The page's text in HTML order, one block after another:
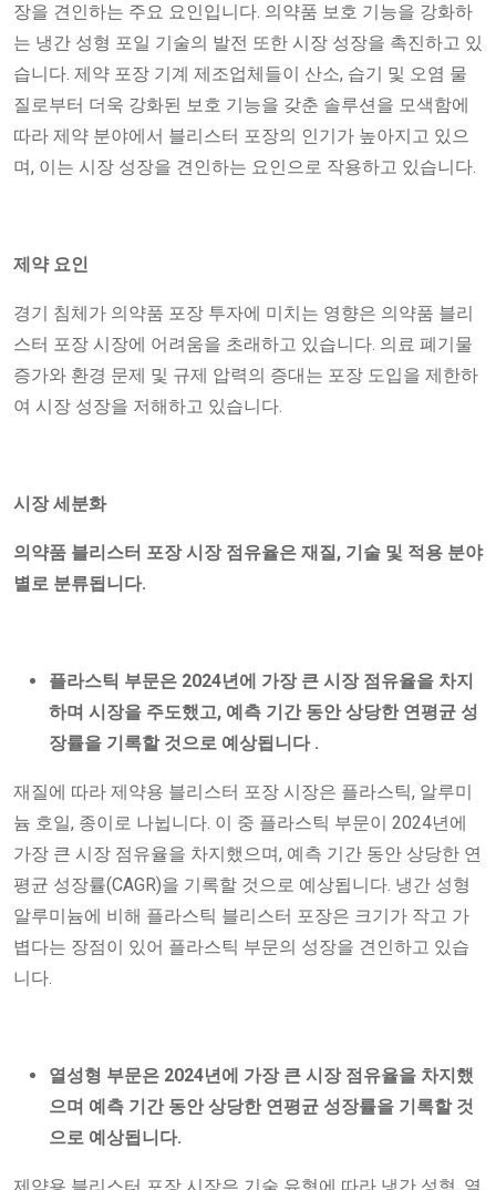
장을 견인하는 주요 요인입니다. 의약품 보호 기능을 강화하
는 냉간 성형 포일 기술의 발전 또한 시장 성장을 촉진하고 있
습니다. 제약 포장 기계 제조업체들이 산소, 습기 및 오염 물
질로부터 더욱 강화된 보호 기능을 갖춘 솔루션을 모색함에
따라 제약 분야에서 블리스터 포장의 인기가 높아지고 있으
며, 이는 시장 성장을 견인하는 요인으로 작용하고 있습니다.
제약 요인
경기 침체가 의약품 포장 투자에 미치는 영향은 의약품 블리
스터 포장 시장에 어려움을 초래하고 있습니다. 의료 폐기물
증가와 환경 문제 및 규제 압력의 증대는 포장 도입을 제한하
여 시장 성장을 저해하고 있습니다.
시장 세분화
의약품 블리스터 포장 시장 점유율은 재질, 기술 및 적용 분야
별로 분류됩니다.
플라스틱 부문은 2024년에 가장 큰 시장 점유율을 차지
하며 시장을 주도했고, 예측 기간 동안 상당한 연평균 성
장률을 기록할 것으로 예상됩니다 .
재질에 따라 제약용 블리스터 포장 시장은 플라스틱, 알루미
늄 호일, 종이로 나뉩니다. 이 중 플라스틱 부문이 2024년에
가장 큰 시장 점유율을 차지했으며, 예측 기간 동안 상당한 연
평균 성장률(CAGR)을 기록할 것으로 예상됩니다. 냉간 성형
알루미늄에 비해 플라스틱 블리스터 포장은 크기가 작고 가
볍다는 장점이 있어 플라스틱 부문의 성장을 견인하고 있습
니다.
열성형 부문은 2024년에 가장 큰 시장 점유율을 차지했
으며 예측 기간 동안 상당한 연평균 성장률을 기록할 것
으로 예상됩니다.